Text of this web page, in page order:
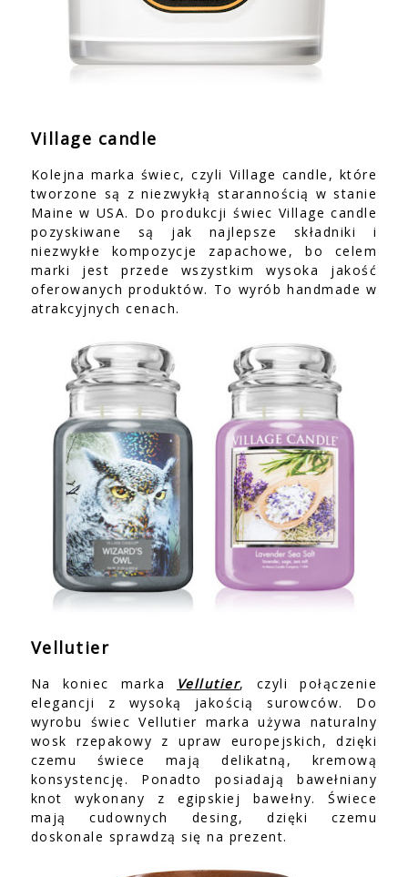
Village candle
Kolejna marka świec, czyli Village candle, które
tworzone są z niezwykłą starannością w stanie
Maine w USA. Do produkcji świec Village candle
pozyskiwane są jak najlepsze składniki i
niezwykłe kompozycje zapachowe, bo celem
marki jest przede wszystkim wysoka jakość
oferowanych produktów. To wyrób handmade w
atrakcyjnych cenach.
Vellutier
Na koniec marka Vellutier, czyli połączenie
elegancji z wysoką jakością surowców. Do
wyrobu świec Vellutier marka używa naturalny
wosk rzepakowy z upraw europejskich, dzięki
czemu świece mają delikatną, kremową
konsystencję. Ponadto posiadają bawełniany
knot wykonany z egipskiej bawełny. Świece
mają cudownych desing, dzięki czemu
doskonale sprawdzą się na prezent.